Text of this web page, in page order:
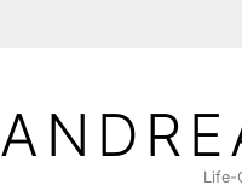
Life-